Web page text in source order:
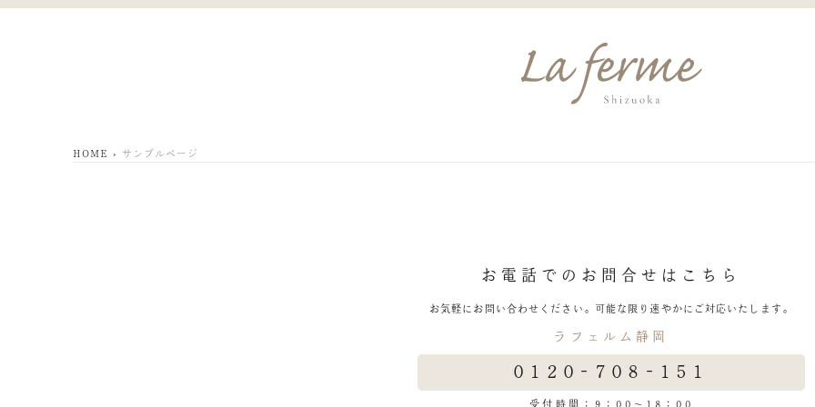
HOME サンプルページ
お電話でのお問合せはこちら
お気軽にお問い合わせください。 可能な限り速やかにご対応いたします。
ラフェルム静岡
0120-708-151